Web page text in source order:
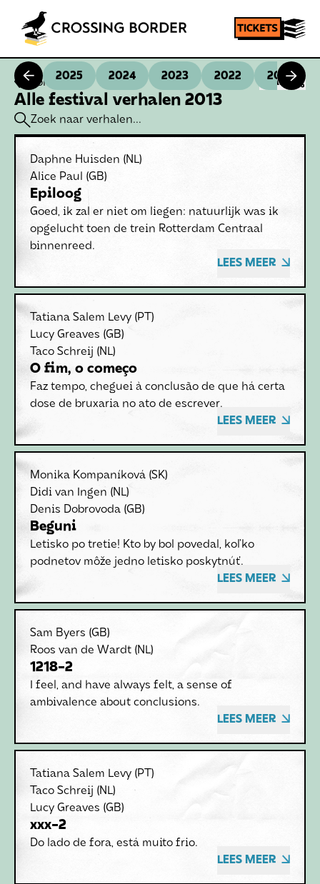
Homepage SHARE
2025 2024 2023 2022 2021
Alle festival verhalen 2013
Daphne Huisden (NL)
Alice Paul
(GB)
Epiloog
Goed, ik zal er niet om liegen: natuurlijk was ik
opgelucht toen de trein Rotterdam Centraal
binnenreed.
LEES MEER
Tatiana Salem Levy (PT)
Lucy Greaves (GB)
Taco Schreij (NL)
O fim, o começo
Faz tempo, cheguei à conclusão de que há certa
dose de bruxaria no ato de escrever.
LEES MEER
Monika Kompaníková (SK)
Didi van Ingen (NL)
Denis Dobrovoda (GB)
Beguni
Letisko po tretie! Kto by bol povedal, koľko
podnetov môže jedno letisko poskytnúť.
LEES MEER
Sam Byers (GB)
Roos van de Wardt (NL)
1218-2
I feel, and have always felt, a sense of
ambivalence about conclusions.
LEES MEER
Tatiana Salem Levy (PT)
Taco Schreij (NL)
Lucy Greaves (GB)
xxx-2
Do lado de fora, está muito frio.
LEES MEER